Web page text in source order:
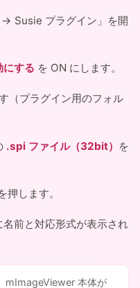
→ Susie プラグイン」を開
する を ON にします。
（プラグイン用のフォル
.spi ファイル（32bit） を
押します。
名前と対応形式が表示され
mImageViewer 本体が